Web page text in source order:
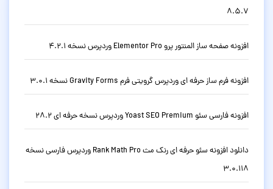
8.5.7
افزونه صفحه ساز المنتور پرو Elementor Pro وردپرس نسخه 4.2.1
افزونه فرم ساز حرفه ای وردپرس گرویتی فرم Gravity Forms نسخه 3.0.1
افزونه فارسی سئو Yoast SEO Premium وردپرس نسخه حرفه ای 28.2
دانلود افزونه سئو حرفه ای رنک مث Rank Math Pro وردپرس فارسی نسخه
3.0.118